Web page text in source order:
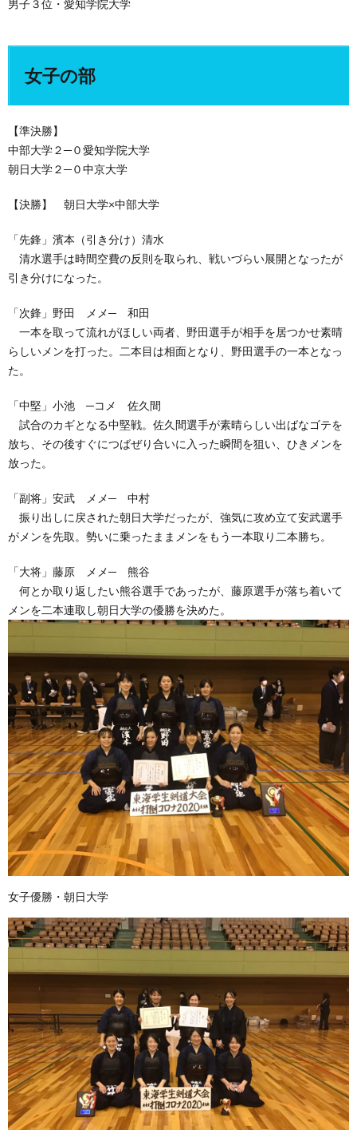
男子３位・愛知学院大学
女子の部
【準決勝】
中部大学２─０愛知学院大学
朝日大学２─０中京大学
【決勝】 朝日大学×中部大学
「先鋒」濱本（引き分け）清水
清水選手は時間空費の反則を取られ、戦いづらい展開となったが
引き分けになった。
「次鋒」野田 メメ─ 和田
一本を取って流れがほしい両者、野田選手が相手を居つかせ素晴
らしいメンを打った。二本目は相面となり、野田選手の一本となっ
た。
「中堅」小池 ─コメ 佐久間
試合のカギとなる中堅戦。佐久間選手が素晴らしい出ばなゴテを
放ち、その後すぐにつばぜり合いに入った瞬間を狙い、ひきメンを
放った。
「副将」安武 メメ─ 中村
振り出しに戻された朝日大学だったが、強気に攻め立て安武選手
がメンを先取。勢いに乗ったままメンをもう一本取り二本勝ち。
「大将」藤原 メメ─ 熊谷
何とか取り返したい熊谷選手であったが、藤原選手が落ち着いて
メンを二本連取し朝日大学の優勝を決めた。
女子優勝・朝日大学